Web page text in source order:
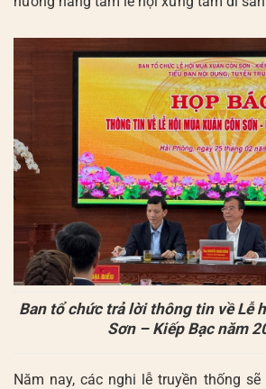
Ban tổ chức trả lời thông tin về Lễ
Sơn – Kiếp Bạc năm
Năm nay, các nghi lễ truyền thống